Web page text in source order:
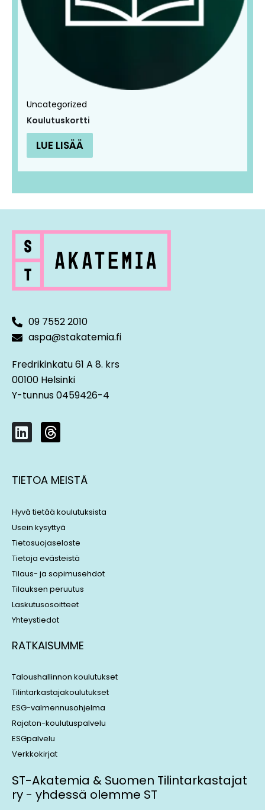
Uncategorized
Koulutuskortti
LUE LISÄÄ
09 7552 2010
aspa@stakatemia.fi
Fredrikinkatu 61 A 8. krs
00100 Helsinki
Y-tunnus 0459426-4
L
i
k
e
i
n
T
h
e
a
s
TIETOA MEISTÄ
Hyvä tietää koulutuksista
Usein kysyttyä
Tietosuojaseloste
Tietoja evästeistä
Tilaus- ja sopimusehdot
Tilauksen peruutus
Laskutusosoitteet
Yhteystiedot
RATKAISUMME
Taloushallinnon koulutukset
Tilintarkastajakoulutukset
ESG-valmennusohjelma
Rajaton-koulutuspalvelu
ESGpalvelu
Verkkokirjat
ST-Akatemia & Suomen Tilintarkastajat
ry - yhdessä olemme ST